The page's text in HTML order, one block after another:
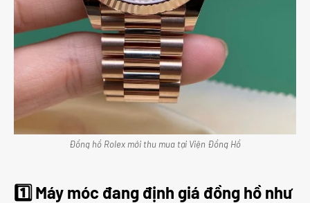
Đồng hồ Rolex mới thu mua tại Viện Đồng Hồ
1️⃣ Máy móc đang định giá đồng hồ như